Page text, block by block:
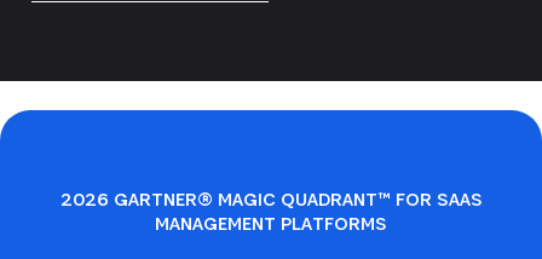
2026 GARTNER® MAGIC QUADRANT™ FOR SAAS
MANAGEMENT PLATFORMS